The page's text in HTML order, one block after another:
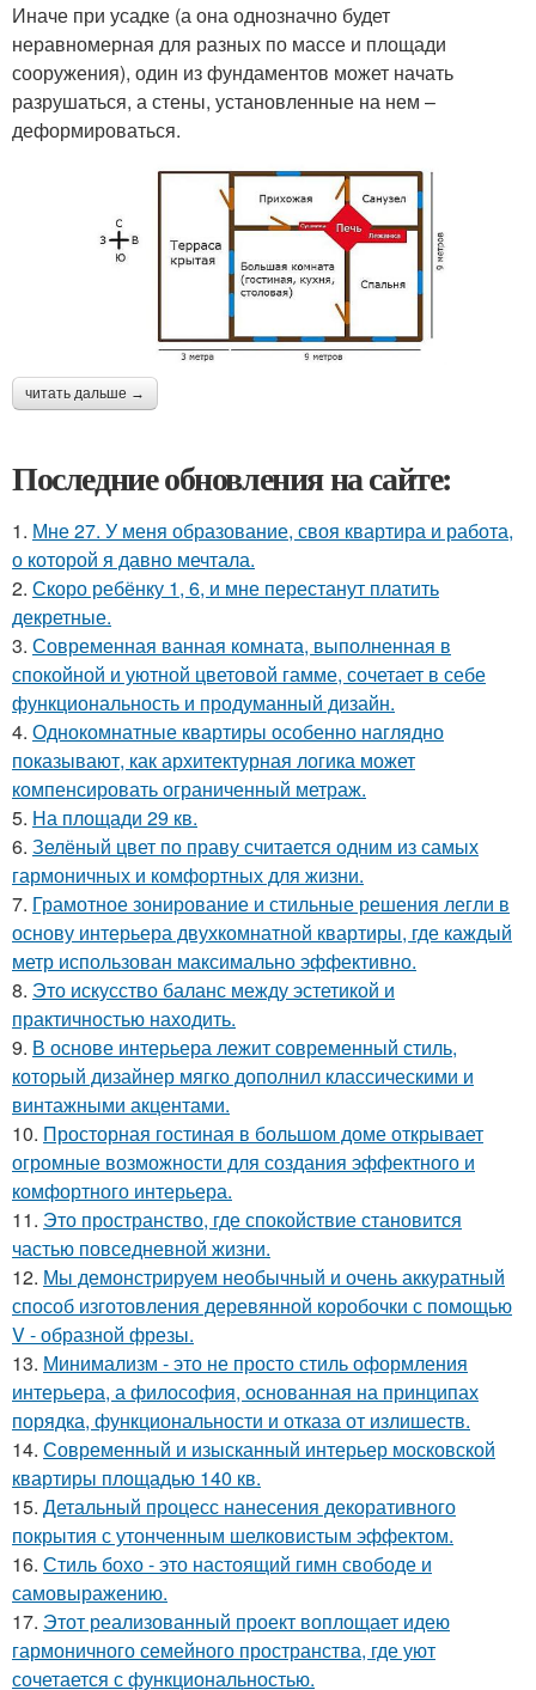
Иначе при усадке (а она однозначно будет
неравномерная для разных по массе и площади
сооружения), один из фундаментов может начать
разрушаться, а стены, установленные на нем –
деформироваться.
читать дальше →
Последние обновления на сайте:
1. Мне 27. У меня образование, своя квартира и работа,
о которой я давно мечтала.
2. Скоро ребёнку 1, 6, и мне перестанут платить
декретные.
3. Современная ванная комната, выполненная в
спокойной и уютной цветовой гамме, сочетает в себе
функциональность и продуманный дизайн.
4. Однокомнатные квартиры особенно наглядно
показывают, как архитектурная логика может
компенсировать ограниченный метраж.
5. На площади 29 кв.
6. Зелёный цвет по праву считается одним из самых
гармоничных и комфортных для жизни.
7. Грамотное зонирование и стильные решения легли в
основу интерьера двухкомнатной квартиры, где каждый
метр использован максимально эффективно.
8. Это искусство баланс между эстетикой и
практичностью находить.
9. В основе интерьера лежит современный стиль,
который дизайнер мягко дополнил классическими и
винтажными акцентами.
10. Просторная гостиная в большом доме открывает
огромные возможности для создания эффектного и
комфортного интерьера.
11. Это пространство, где спокойствие становится
частью повседневной жизни.
12. Мы демонстрируем необычный и очень аккуратный
способ изготовления деревянной коробочки с помощью
V - образной фрезы.
13. Минимализм - это не просто стиль оформления
интерьера, а философия, основанная на принципах
порядка, функциональности и отказа от излишеств.
14. Современный и изысканный интерьер московской
квартиры площадью 140 кв.
15. Детальный процесс нанесения декоративного
покрытия с утонченным шелковистым эффектом.
16. Стиль бохо - это настоящий гимн свободе и
самовыражению.
17. Этот реализованный проект воплощает идею
гармоничного семейного пространства, где уют
сочетается с функциональностью.